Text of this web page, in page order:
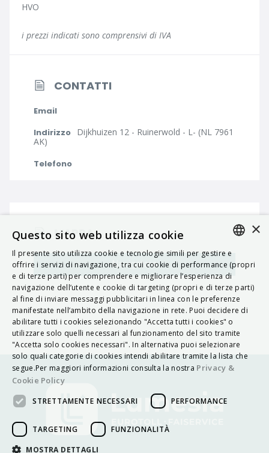
HVO
i prezzi indicati sono comprensivi di IVA
CONTATTI
Email
Indirizzo Dijkhuizen 12 - Ruinerwold - L- (NL 7961
AK)
Telefono
MAPPA
Navigatore ITALIAN
ENGLISH
FRENCH
HUNGARIAN
DEUTSCH
POLSKI
PORTUGUÊS
×
Questo sito web utilizza cookie
Il presente sito utilizza cookie e tecnologie simili per gestire e
offrire i servizi di navigazione, tra cui cookie di performance (propri
e di terze parti) per comprendere e migliorare l’esperienza di
navigazione dell’utente e cookie di targeting (propri e di terze parti)
al fine di inviare messaggi pubblicitari in linea con le preferenze
manifestate nell’ambito della navigazione in rete. Puoi decidere di
abilitare tutti i cookies selezionando "Accetta tutti i cookies" o
utilizzare solo quelli necessari al funzionamento del sito tramite
"Accetta solo cookies necessari". In alternativa puoi selezionare
solo quali categorie di cookies intendi abilitare tramite la lista che
segue.Per maggiori informazioni consulta la nostra Privacy &
Cookie Policy
STRETTAMENTE NECESSARI PERFORMANCE
TARGETING FUNZIONALITÀ
MOSTRA DETTAGLI